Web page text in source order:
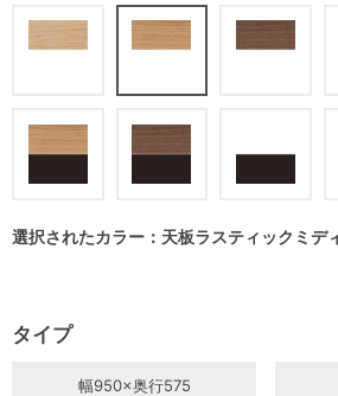
選択されたカラー：天板ラスティックミデ
タイプ
幅950×奥行575